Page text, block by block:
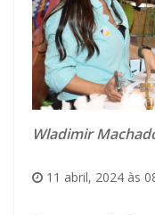
Wladimir
11 abril, 2024 às